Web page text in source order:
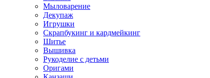
Мыловарение
Декупаж
Игрушки
Скрапбукинг и кардмейкинг
Шитье
Вышивка
Рукоделие с детьми
Оригами